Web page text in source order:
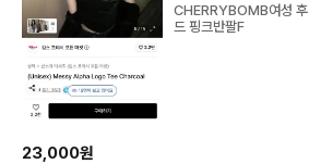
23,000원
CHERRYBOMB여성 후
드 핑크반팔F